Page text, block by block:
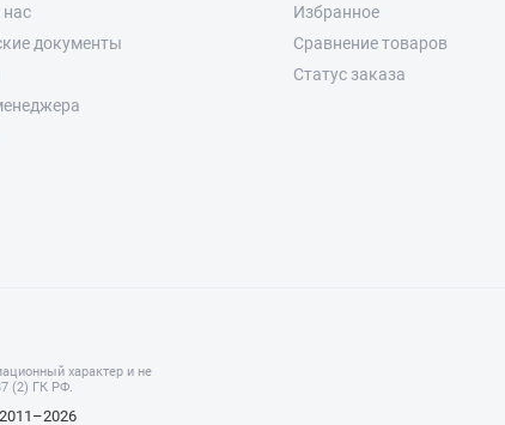
документы
Избранное
Сравнение товаров
Статус заказа
характер и не
(2) ГК РФ.